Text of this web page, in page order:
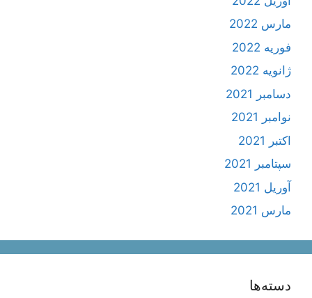
مارس 2022
فوریه 2022
ژانویه 2022
دسامبر 2021
نوامبر 2021
اکتبر 2021
سپتامبر 2021
آوریل 2021
مارس 2021
دسته‌ها